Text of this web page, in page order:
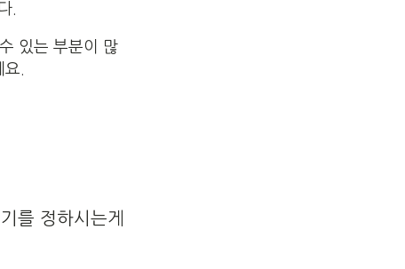
.
있는 부분이 많
.
를 정하시는게